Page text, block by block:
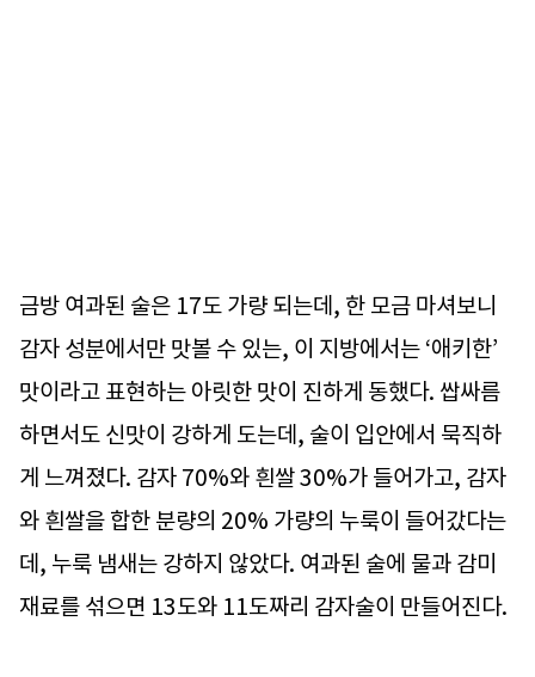
금방 여과된 술은 17도 가량 되는데, 한 모금 마셔보니
감자 성분에서만 맛볼 수 있는, 이 지방에서는 ‘애키한’
맛이라고 표현하는 아릿한 맛이 진하게 동했다. 쌉싸름
하면서도 신맛이 강하게 도는데, 술이 입안에서 묵직하
게 느껴졌다. 감자 70%와 흰쌀 30%가 들어가고, 감자
와 흰쌀을 합한 분량의 20% 가량의 누룩이 들어갔다는
데, 누룩 냄새는 강하지 않았다. 여과된 술에 물과 감미
재료를 섞으면 13도와 11도짜리 감자술이 만들어진다.